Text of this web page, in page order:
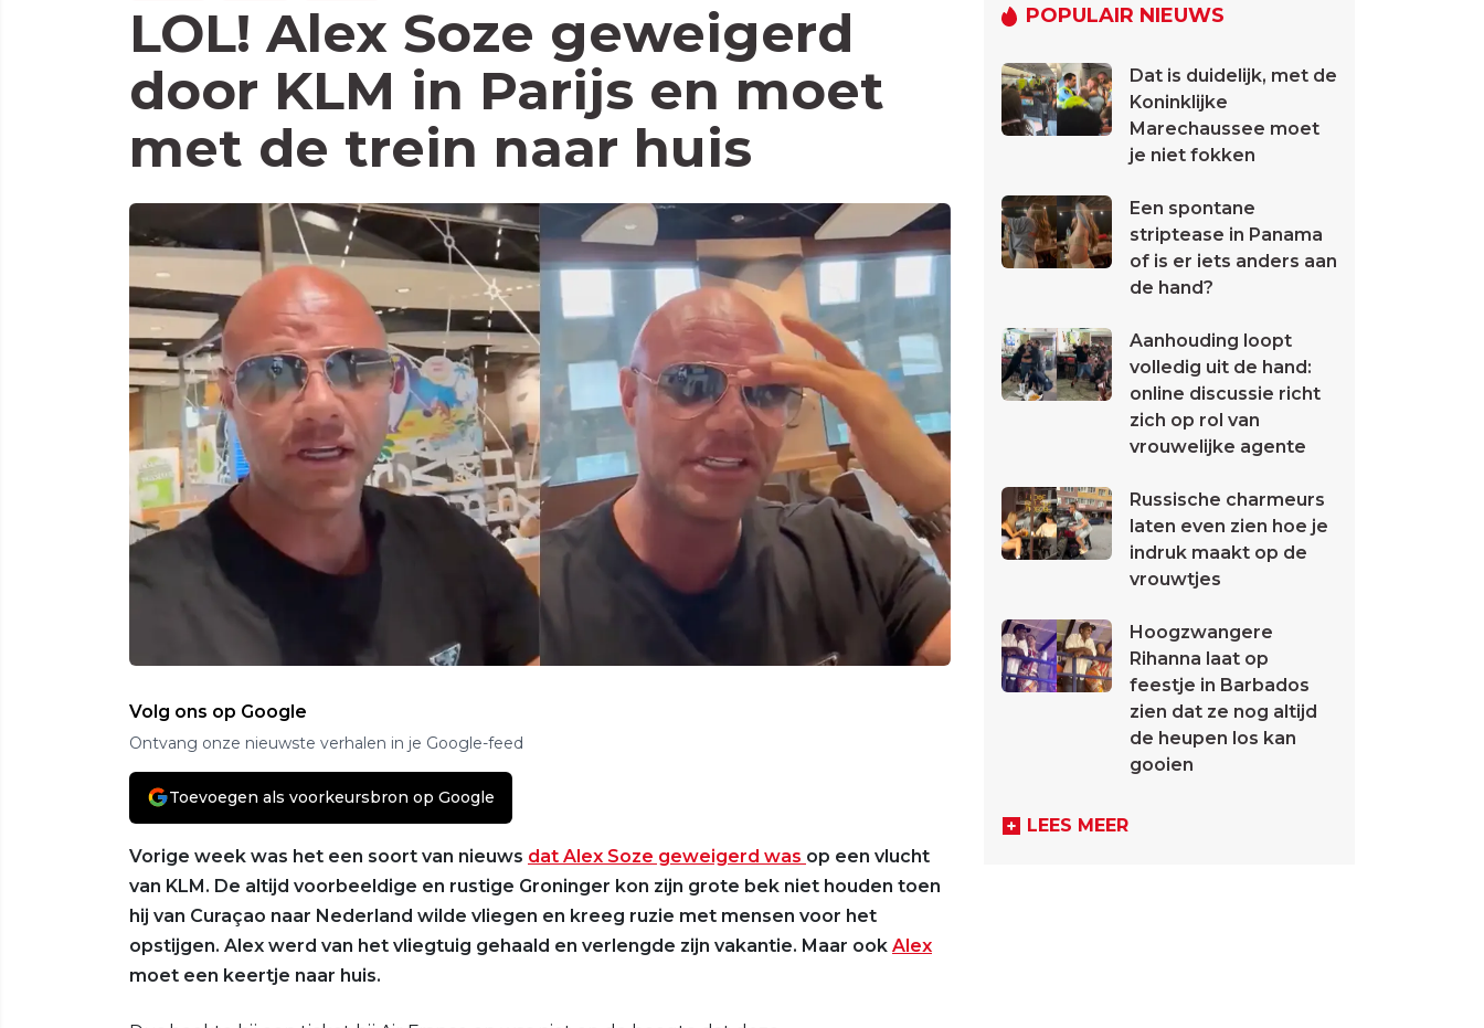
LOL! Alex Soze geweigerd
door KLM in Parijs en moet
met de trein naar huis
Volg ons op Google
Ontvang onze nieuwste verhalen in je Google-feed
Toevoegen als voorkeursbron op Google
Vorige week was het een soort van nieuws dat Alex Soze geweigerd was op een vlucht
van KLM. De altijd voorbeeldige en rustige Groninger kon zijn grote bek niet houden toen
hij van Curaçao naar Nederland wilde vliegen en kreeg ruzie met mensen voor het
opstijgen. Alex werd van het vliegtuig gehaald en verlengde zijn vakantie. Maar ook Alex
moet een keertje naar huis.
POPULAIR NIEUWS
Dat is duidelijk, met de
Koninklijke
Marechaussee moet
je niet fokken
Een spontane
striptease in Panama
of is er iets anders aan
de hand?
Aanhouding loopt
volledig uit de hand:
online discussie richt
zich op rol van
vrouwelijke agente
Russische charmeurs
laten even zien hoe je
indruk maakt op de
vrouwtjes
Hoogzwangere
Rihanna laat op
feestje in Barbados
zien dat ze nog altijd
de heupen los kan
gooien
LEES MEER